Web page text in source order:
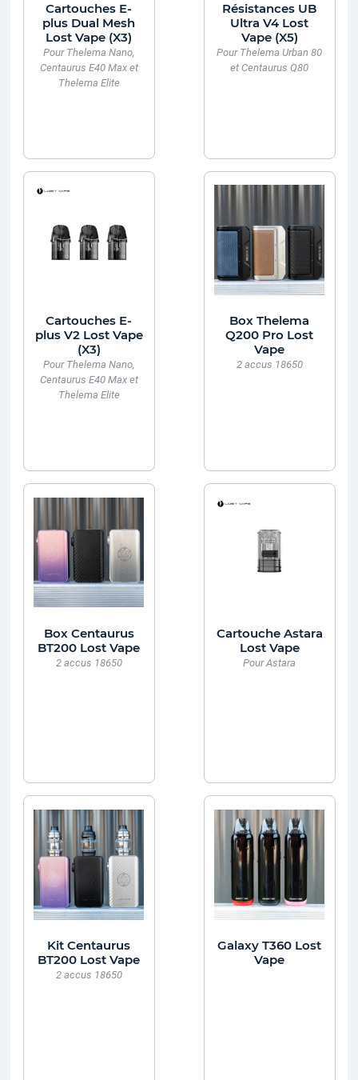
Cartouches E-
plus Dual Mesh
Lost Vape (X3)
Pour Thelema Nano,
Centaurus E40 Max et
Thelema Elite
Résistances UB
Ultra V4 Lost
Vape (X5)
Pour Thelema Urban 80
et Centaurus Q80
Cartouches E-
plus V2 Lost Vape
(X3)
Pour Thelema Nano,
Centaurus E40 Max et
Thelema Elite
Box Thelema
Q200 Pro Lost
Vape
2 accus 18650
Box Centaurus
BT200 Lost Vape
2 accus 18650
Cartouche Astara
Lost Vape
Pour Astara
Kit Centaurus
BT200 Lost Vape
2 accus 18650
Galaxy T360 Lost
Vape